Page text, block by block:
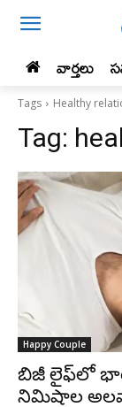
వార్తలు
Tags Healthy
Tag:
Happy Couple
బిజీ లైఫ్‌లో
నిమిషాల